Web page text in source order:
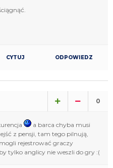
CYTUJ ODPOWIEDZ
0
a barca chyba musi
z pensji, tam tego pilnują,
rejestrować graczy
tylko anglicy nie weszli do gry :(